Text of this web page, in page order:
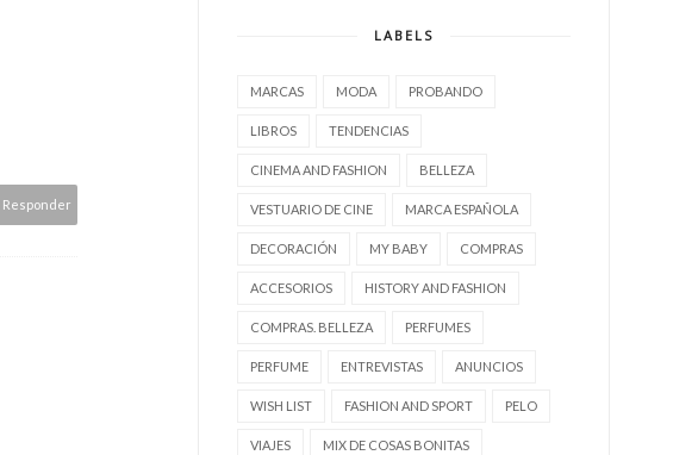
Responder
LABELS
MARCAS MODA PROBANDO
LIBROS TENDENCIAS
CINEMA AND FASHION BELLEZA
VESTUARIO DE CINE MARCA ESPAÑOLA
DECORACIÓN MY BABY COMPRAS
ACCESORIOS HISTORY AND FASHION
COMPRAS. BELLEZA PERFUMES
PERFUME ENTREVISTAS ANUNCIOS
WISH LIST FASHION AND SPORT PELO
VIAJES MIX DE COSAS BONITAS